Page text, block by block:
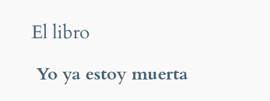
El libro
Yo ya estoy muerta